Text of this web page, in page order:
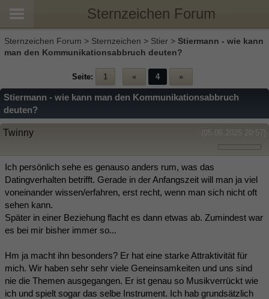
Sternzeichen Forum
Sternzeichen Forum > Sternzeichen > Stier > Stiermann - wie kann
man den Kommunikationsabbruch deuten?
Seite: 1 « 4 »
Stiermann - wie kann man den Kommunikationsabbruch
deuten?
(05.06.2025 20:57)
Twinny
Ich persönlich sehe es genauso anders rum, was das
Datingverhalten betrifft. Gerade in der Anfangszeit will man ja viel
voneinander wissen/erfahren, erst recht, wenn man sich nicht oft
sehen kann.
Später in einer Beziehung flacht es dann etwas ab. Zumindest war
es bei mir bisher immer so...
Hm ja macht ihn besonders? Er hat eine starke Attraktivität für
mich. Wir haben sehr sehr viele Geneinsamkeiten und uns sind
nie die Themen ausgegangen. Er ist genau so Musikverrückt wie
ich und spielt sogar das selbe Instrument. Ich hab grundsätzlich